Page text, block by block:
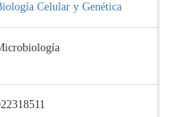
Celular y Genética